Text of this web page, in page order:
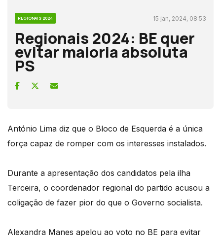
REGIONAIS 2024 15 jan, 2024, 08:53
Regionais 2024: BE quer
evitar maioria absoluta
PS
António Lima diz que o Bloco de Esquerda é a única
força capaz de romper com os interesses instalados.
Durante a apresentação dos candidatos pela ilha
Terceira, o coordenador regional do partido acusou a
coligação de fazer pior do que o Governo socialista.
Alexandra Manes apelou ao voto no BE para evitar